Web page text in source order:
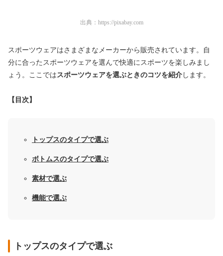
出典： https://pixabay.com
スポーツウェアはさまざまなメーカーから販売されています。自
分に合ったスポーツウェアを選んで快適にスポーツを楽しみまし
ょう。ここでは スポーツウェアを選ぶときのコツを紹介 します。
【目次】
トップスのタイプで選ぶ
ボトムスのタイプで選ぶ
素材で選ぶ
機能で選ぶ
トップスのタイプで選ぶ